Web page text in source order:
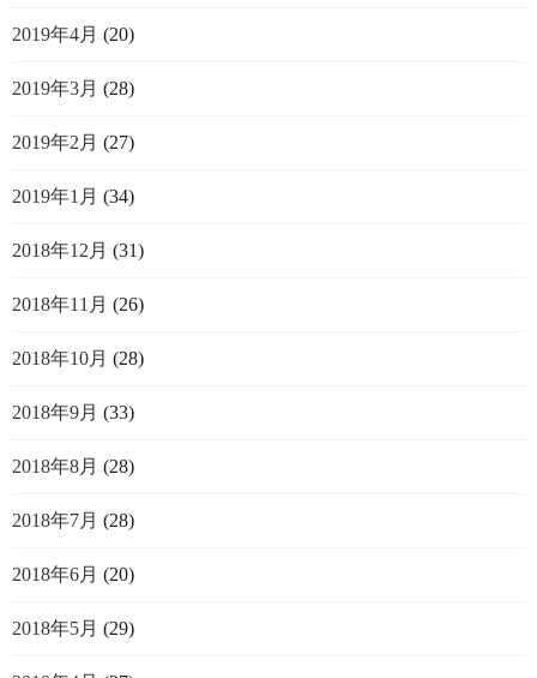
2019年4月 (20)
2019年3月 (28)
2019年2月 (27)
2019年1月 (34)
2018年12月 (31)
2018年11月 (26)
2018年10月 (28)
2018年9月 (33)
2018年8月 (28)
2018年7月 (28)
2018年6月 (20)
2018年5月 (29)